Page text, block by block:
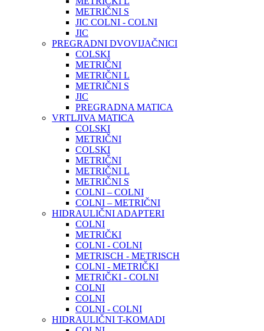
METRIČNI S
JIC COLNI - COLNI
JIC
PREGRADNI DVOVIJAČNICI
COLSKI
METRIČNI
METRIČNI L
METRIČNI S
JIC
PREGRADNA MATICA
VRTLJIVA MATICA
COLSKI
METRIČNI
COLSKI
METRIČNI
METRIČNI L
METRIČNI S
COLNI – COLNI
COLNI – METRIČNI
HIDRAULIČNI ADAPTERI
COLNI
METRIČKI
COLNI - COLNI
METRISCH - METRISCH
COLNI - METRIČKI
METRIČKI - COLNI
COLNI
COLNI
COLNI - COLNI
HIDRAULIČNI T-KOMADI